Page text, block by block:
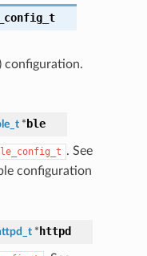
configuration.
* ble
. See
configuration
* httpd